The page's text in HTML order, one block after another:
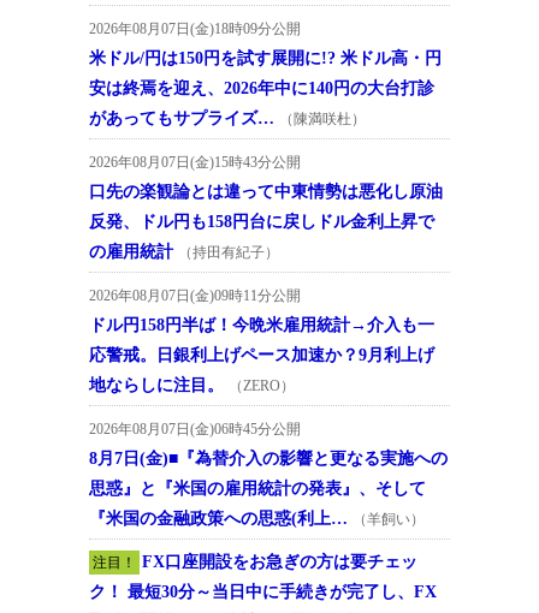
2026年08月07日(金)18時09分公開
米ドル/円は150円を試す展開に!? 米ドル高・円
安は終焉を迎え、2026年中に140円の大台打診
があってもサプライズ…
（陳満咲杜）
2026年08月07日(金)15時43分公開
口先の楽観論とは違って中東情勢は悪化し原油
反発、ドル円も158円台に戻しドル金利上昇で
の雇用統計
（持田有紀子）
2026年08月07日(金)09時11分公開
ドル円158円半ば！今晩米雇用統計→介入も一
応警戒。日銀利上げペース加速か？9月利上げ
地ならしに注目。
（ZERO）
2026年08月07日(金)06時45分公開
8月7日(金)■『為替介入の影響と更なる実施への
思惑』と『米国の雇用統計の発表』、そして
『米国の金融政策への思惑(利上…
（羊飼い）
注目！
FX口座開設をお急ぎの方は要チェッ
ク！ 最短30分～当日中に手続きが完了し、FX